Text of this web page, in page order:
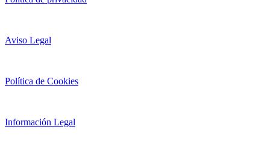
Aviso Legal
Política de Cookies
Información Legal